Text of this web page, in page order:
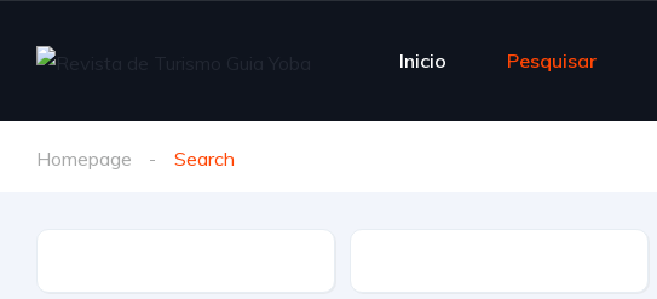
Inicio Pesquisar
Homepage Search